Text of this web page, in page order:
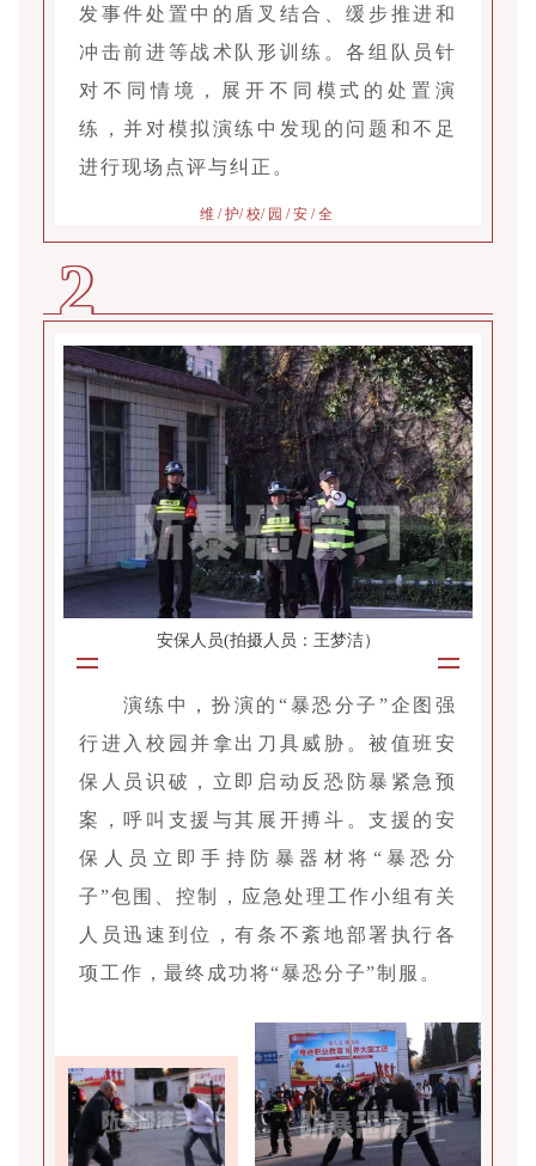
发事件处置中的盾叉结合、缓步推进和
冲击前进等战术队形训练。各组队员针
对不同情境，展开不同模式的处置演
练，并对模拟演练中发现的问题和不足
进行现场点评与纠正。
维 / 护/ 校/ 园 / 安 / 全
2
安保人员(拍摄人员：王梦洁）
演练中，扮演的“暴恐分子”企图强
行进入校园并拿出刀具威胁。被值班安
保人员识破，立即启动反恐防暴紧急预
案，呼叫支援与其展开搏斗。支援的安
保人员立即手持防暴器材将“暴恐分
子”包围、控制，应急处理工作小组有关
人员迅速到位，有条不紊地部署执行各
项工作，最终成功将“暴恐分子”制服。